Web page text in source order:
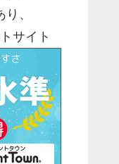
、
サイト